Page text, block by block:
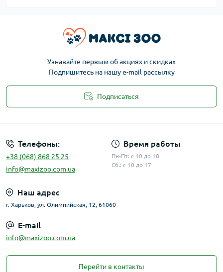
Узнавайте первым об акциях и скидках
Подпишитесь на нашу e-mail рассылку
Подписаться
Телефоны:
+38 (068) 868 25 25
info@maxizoo.com.ua
Время работы
Пн-Пт: с 10 до 18
Сб.: с 10 до 17
Наш адрес
г. Харьков, ул. Олимпийская, 12, 61060
E-mail
info@maxizoo.com.ua
Перейти в контакты